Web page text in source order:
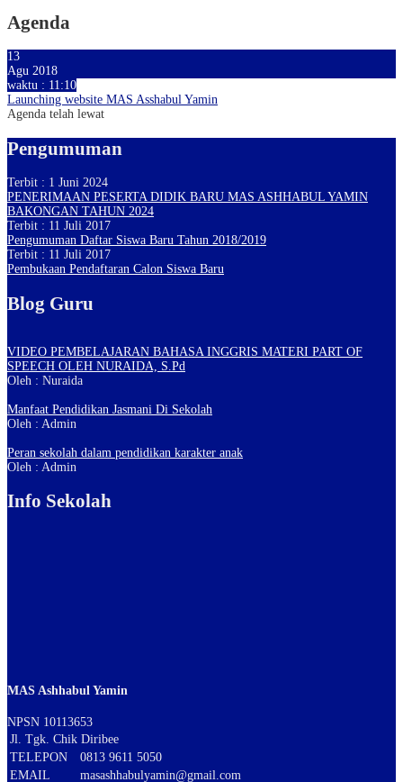
Agenda
13
Agu 2018
waktu : 11:10
Launching website MAS Asshabul Yamin
Agenda telah lewat
Pengumuman
Terbit : 1 Juni 2024
PENERIMAAN PESERTA DIDIK BARU MAS ASHHABUL YAMIN
BAKONGAN TAHUN 2024
Terbit : 11 Juli 2017
Pengumuman Daftar Siswa Baru Tahun 2018/2019
Terbit : 11 Juli 2017
Pembukaan Pendaftaran Calon Siswa Baru
Blog Guru
VIDEO PEMBELAJARAN BAHASA INGGRIS MATERI PART OF
SPEECH OLEH NURAIDA, S.Pd
Oleh : Nuraida
Manfaat Pendidikan Jasmani Di Sekolah
Oleh : Admin
Peran sekolah dalam pendidikan karakter anak
Oleh : Admin
Info Sekolah
MAS Ashhabul Yamin
NPSN 10113653
Jl. Tgk. Chik Diribee
TELEPON
0813 9611 5050
EMAIL
masashhabulyamin@gmail.com